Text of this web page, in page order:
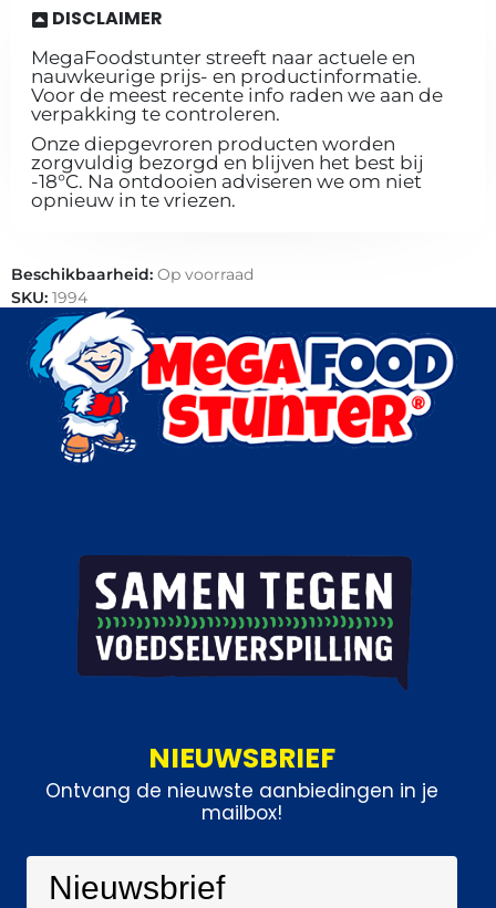
DISCLAIMER
MegaFoodstunter streeft naar actuele en
nauwkeurige prijs- en productinformatie.
Voor de meest recente info raden we aan de
verpakking te controleren.
Onze diepgevroren producten worden
zorgvuldig bezorgd en blijven het best bij
-18°C. Na ontdooien adviseren we om niet
opnieuw in te vriezen.
Beschikbaarheid: Op voorraad
SKU: 1994
Categorieën:Horeca groothandel
NIEUWSBRIEF
Ontvang de nieuwste aanbiedingen in je
mailbox!
Nieuwsbrief